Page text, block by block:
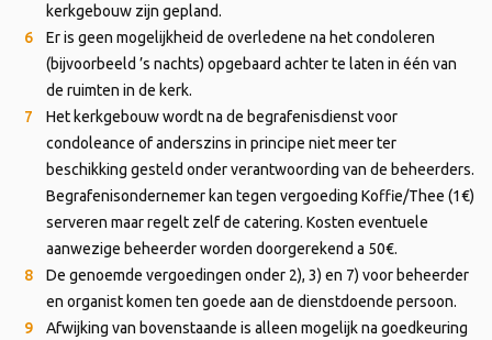
kerkgebouw zijn gepland.
Er is geen mogelijkheid de overledene na het condoleren
(bijvoorbeeld ’s nachts) opgebaard achter te laten in één van
de ruimten in de kerk.
Het kerkgebouw wordt na de begrafenisdienst voor
condoleance of anderszins in principe niet meer ter
beschikking gesteld onder verantwoording van de beheerders.
Begrafenisondernemer kan tegen vergoeding Koffie/Thee (1€)
serveren maar regelt zelf de catering. Kosten eventuele
aanwezige beheerder worden doorgerekend a 50€.
De genoemde vergoedingen onder 2), 3) en 7) voor beheerder
en organist komen ten goede aan de dienstdoende persoon.
Afwijking van bovenstaande is alleen mogelijk na goedkeuring